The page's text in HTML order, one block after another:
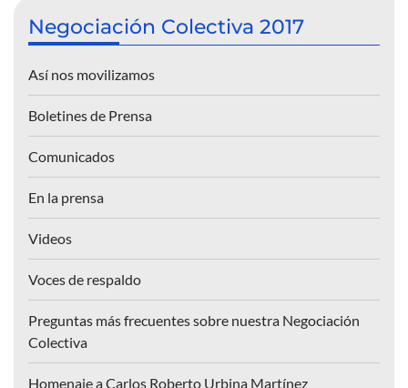
Negociación Colectiva 2017
Así nos movilizamos
Boletines de Prensa
Comunicados
En la prensa
Videos
Voces de respaldo
Preguntas más frecuentes sobre nuestra Negociación
Colectiva
Homenaje a Carlos Roberto Urbina Martínez